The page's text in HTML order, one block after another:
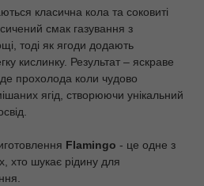
класична кола та соковиті
смак газування з
тоді як ягоди додають
кислинку. Результат – яскраве
прохолода коли чудово
ягід, створюючи унікальний
Flamingo - це одне з
хто шукає рідину для